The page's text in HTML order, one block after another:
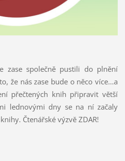
zase společně pustili do plnění
že nás zase bude o něco více...a
přečtených knih připravit větší
lednovými dny se na ní začaly
Čtenářské výzvě ZDAR!